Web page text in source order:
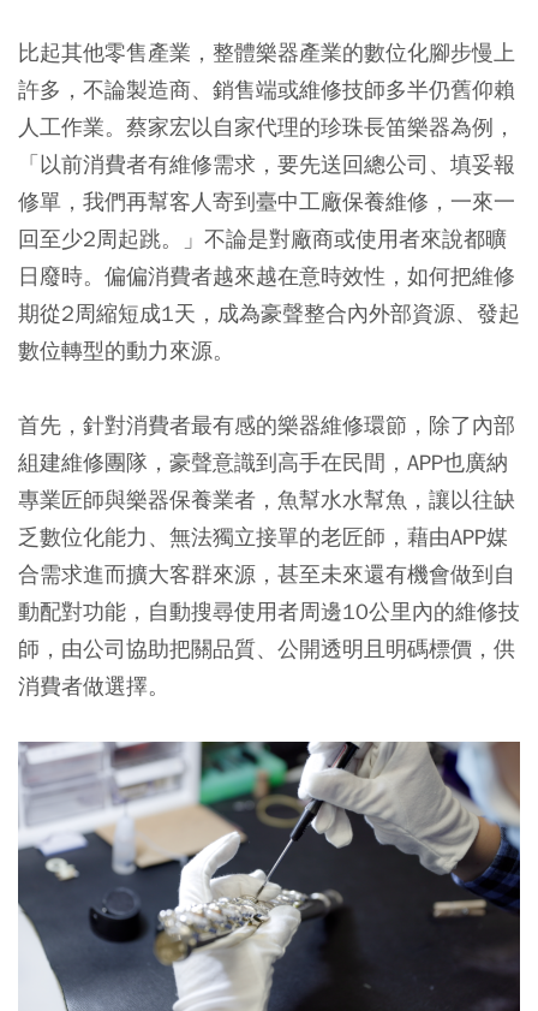
比起其他零售產業，整體樂器產業的數位化腳步慢上
許多，不論製造商、銷售端或維修技師多半仍舊仰賴
人工作業。蔡家宏以自家代理的珍珠長笛樂器為例，
「以前消費者有維修需求，要先送回總公司、填妥報
修單，我們再幫客人寄到臺中工廠保養維修，一來一
回至少2周起跳。」不論是對廠商或使用者來說都曠
日廢時。偏偏消費者越來越在意時效性，如何把維修
期從2周縮短成1天，成為豪聲整合內外部資源、發起
數位轉型的動力來源。
首先，針對消費者最有感的樂器維修環節，除了內部
組建維修團隊，豪聲意識到高手在民間，APP也廣納
專業匠師與樂器保養業者，魚幫水水幫魚，讓以往缺
乏數位化能力、無法獨立接單的老匠師，藉由APP媒
合需求進而擴大客群來源，甚至未來還有機會做到自
動配對功能，自動搜尋使用者周邊10公里內的維修技
師，由公司協助把關品質、公開透明且明碼標價，供
消費者做選擇。